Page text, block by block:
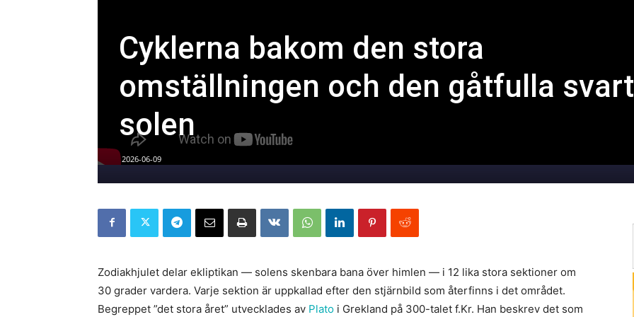
Cyklerna bakom den stora
omställningen och den gåtfulla
solen
2026-06-09
Zodiakhjulet delar ekliptikan — solens skenbara bana över himlen — i 12 lika stora sektioner om
30 grader vardera. Varje sektion är uppkallad efter den stjärnbild som återfinns i det området.
Begreppet ”det stora året” utvecklades av Plato i Grekland på 300-talet f.Kr. Han beskrev det som